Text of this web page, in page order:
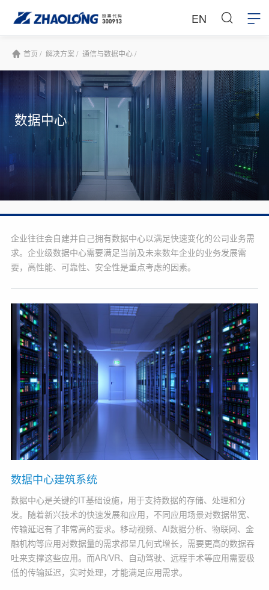
EN
首页 / 解决方案 / 通信与数据中心 /
数据中心
企业往往会自建并自己拥有数据中心以满足快速变化的公司业务需
求。企业级数据中心需要满足当前及未来数年企业的业务发展需
要，高性能、可靠性、安全性是重点考虑的因素。
数据中心建筑系统
数据中心是关键的IT基础设施，用于支持数据的存储、处理和分
发。随着新兴技术的快速发展和应用，不同应用场景对数据带宽、
传输延迟有了非常高的要求。移动视频、AI数据分析、物联网、金
融机构等应用对数据量的需求都呈几何式增长，需要更高的数据吞
吐来支撑这些应用。而AR/VR、自动驾驶、远程手术等应用需要极
低的传输延迟，实时处理，才能满足应用需求。